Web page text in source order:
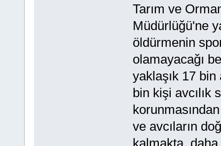
Tarım ve
Müdürlüğü'ne
öldürmenin
olamayacağı
yaklaşık 17 bin
bin kişi avcılık
ve avcıların
kalmakta,